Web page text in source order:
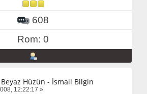
608
Rom: 0
Beyaz Hüzün - İsmail Bilgin
12:22:17 »